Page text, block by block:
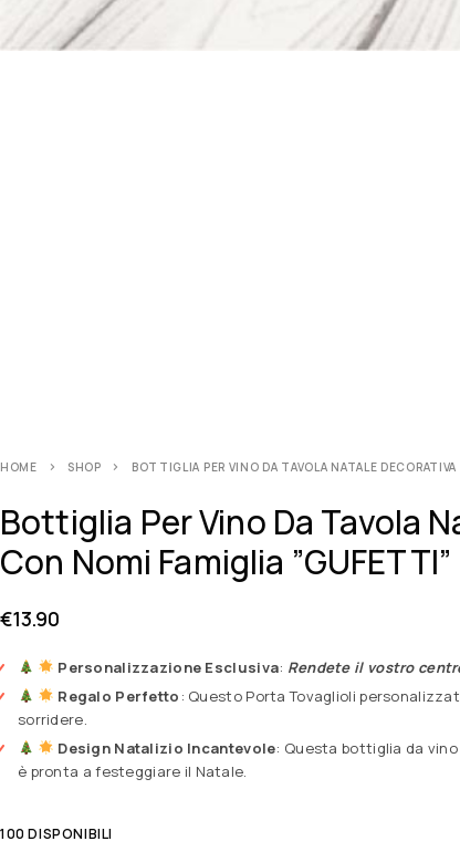
HOME SHOP BOTTIGLIA PER VINO DA TAVOLA NATALE
Bottiglia Per Vino Da Tavola
Con Nomi Famiglia ”GUFETTI”
€13.90
Personalizzazione Esclusiva: Rendete il vostro
Regalo Perfetto : Questo Porta Tovaglioli
sorridere.
Design Natalizio Incantevole: Questa bottiglia da
è pronta a festeggiare il Natale.
100 DISPONIBILI